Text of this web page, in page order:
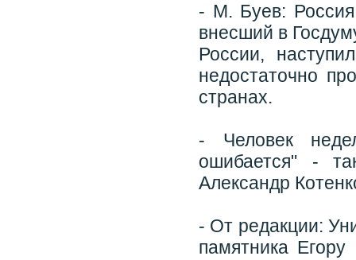
- М. Буев:
внесший в
России,
недостаточно
странах.
- Человек
ошибается" -
Александр
- От редакции:
памятника